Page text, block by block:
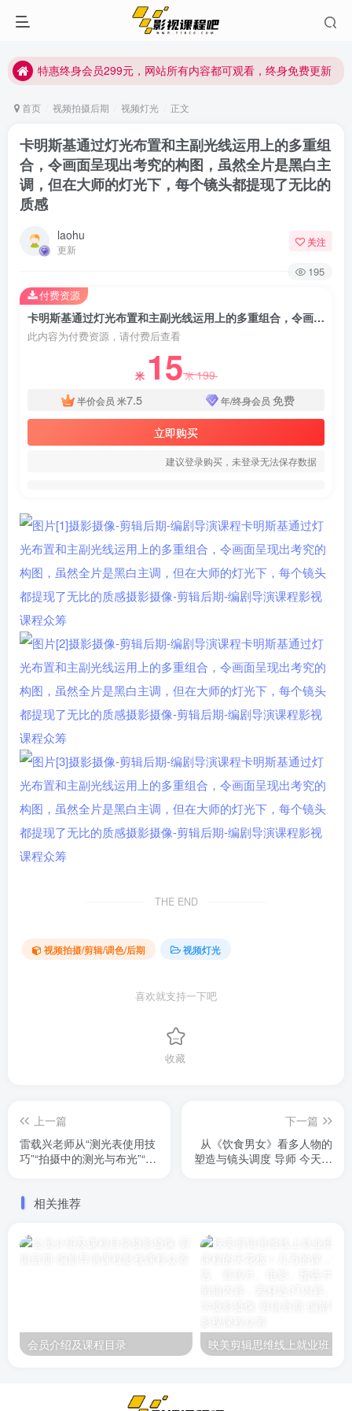
特惠终身会员299元，网站所有内容都可观看，终身免费更新
特惠终身会员299元，网站所有内容都可观看，终身免费更新
首页 视频拍摄后期 视频灯光 正文
卡明斯基通过灯光布置和主副光线运用上的多重组
合，令画面呈现出考究的构图，虽然全片是黑白主
调，但在大师的灯光下，每个镜头都提现了无比的
质感
laohu
更新
关注
195
卡明斯基通过灯光布置和主副光线运用上的多重组合，令画面呈现出考究的构图，虽然全片是黑白主调，但在大师的灯光下，每个镜头都提现了无比的质感
此内容为付费资源，请付费后查看
米 15米199
半价会员 米7.5 年/终身会员 免费
立即购买
建议登录购买，未登录无法保存数据
付费资源
THE END
视频拍摄/剪辑/调色/后期 视频灯光
喜欢就支持一下吧
收藏
上一篇
雷载兴老师从“测光表使用技
巧”“拍摄中的测光与布光”“实
光、测光大家常见却又没有
细讲述
下一篇
从《饮食男女》看多人物的
塑造与镜头调度 导师 今天电
相关推荐
会员介绍及课程目录